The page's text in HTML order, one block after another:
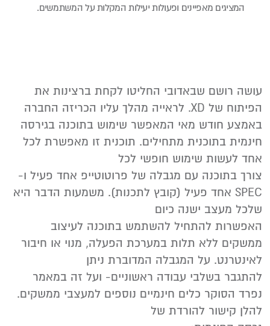
המציגים מאפיינים ופעולות יעילות המקלות על המשתמשים.
עושה רושם שבאדובי החליטו לקחת ברצינות את
הפיתוח של XD. לראייה מהלך עליו הכריזה החברה
באמצע חודש מאי המאפשר שימוש בתוכנה בגירסה
חינמית בתוכנית מתחילים. תוכנית זו מאפשרת לכל
אחד לעשות שימוש חופשי לכל
צורך בתוכנה עם מגבלה של פרוטוטייפ אחד פעיל ו-
SPEC אחד פעיל (קובץ לתכנות). משמעות הדבר היא
שלכל מעצב ישנה כיום
האפשרות להתחיל להשתמש בתוכנה לעיצוב
ממשקים ללא תלות במערכת הפעלה, מנוי או חיבור
לאינטרנט. על המגבלה המדוברת ניתן
להתגבר בשלבי עבודה ראשוניים- ועל זה במאמר
נפרד הסוקר כלים חינמיים נוספים למעצבי ממשקים.
להלן קישור להורדת של